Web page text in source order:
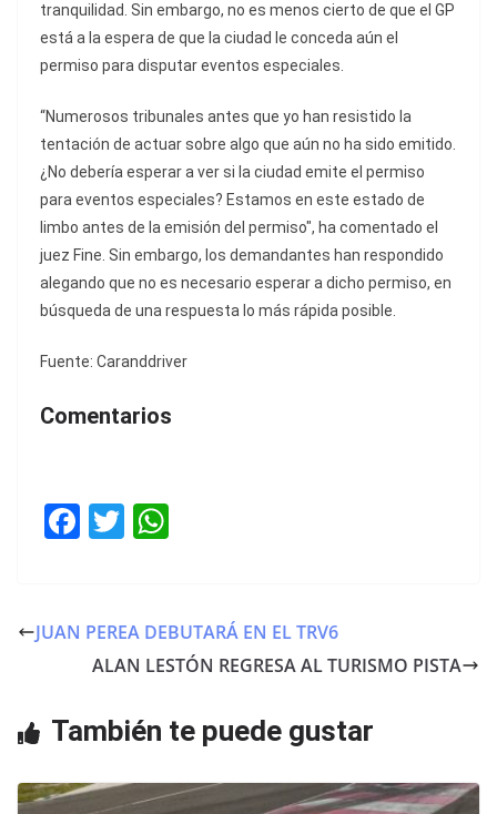
tranquilidad. Sin embargo, no es menos cierto de que el GP
está a la espera de que la ciudad le conceda aún el
permiso para disputar eventos especiales.
“Numerosos tribunales antes que yo han resistido la
tentación de actuar sobre algo que aún no ha sido emitido.
¿No debería esperar a ver si la ciudad emite el permiso
para eventos especiales? Estamos en este estado de
limbo antes de la emisión del permiso", ha comentado el
juez Fine. Sin embargo, los demandantes han respondido
alegando que no es necesario esperar a dicho permiso, en
búsqueda de una respuesta lo más rápida posible.
Fuente: Caranddriver
Comentarios
F
e
b
o
T
er s
A
p
JUAN PEREA DEBUTARÁ EN EL TRV6
ALAN LESTÓN REGRESA AL TURISMO PISTA
También te puede gustar